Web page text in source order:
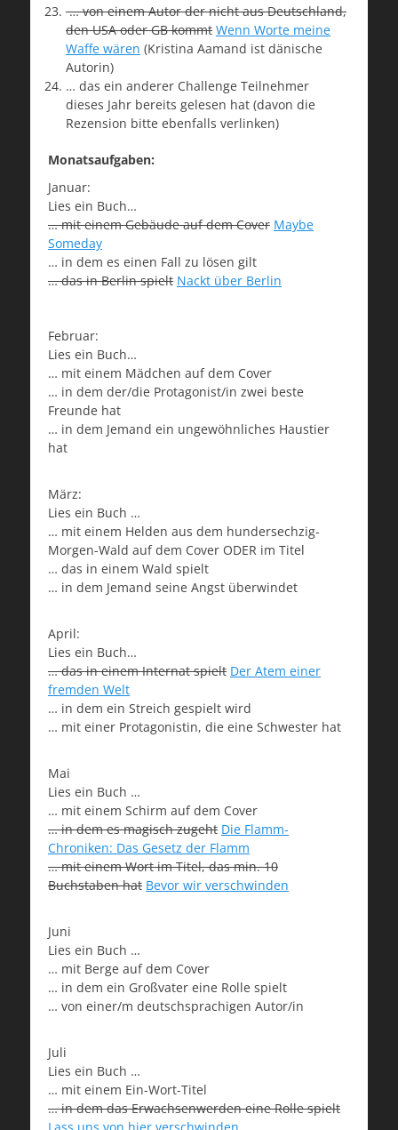
… von einem Autor der nicht aus Deutschland,
den USA oder GB kommt Wenn Worte meine
Waffe wären (Kristina Aamand ist dänische
Autorin)
… das ein anderer Challenge Teilnehmer
dieses Jahr bereits gelesen hat (davon die
Rezension bitte ebenfalls verlinken)
Monatsaufgaben:
Januar:
Lies ein Buch…
… mit einem Gebäude auf dem Cover Maybe
Someday
… in dem es einen Fall zu lösen gilt
… das in Berlin spielt Nackt über Berlin
Februar:
Lies ein Buch…
… mit einem Mädchen auf dem Cover
… in dem der/die Protagonist/in zwei beste
Freunde hat
… in dem Jemand ein ungewöhnliches Haustier
hat
März:
Lies ein Buch …
… mit einem Helden aus dem hundersechzig-
Morgen-Wald auf dem Cover ODER im Titel
… das in einem Wald spielt
… in dem Jemand seine Angst überwindet
April:
Lies ein Buch…
… das in einem Internat spielt Der Atem einer
fremden Welt
… in dem ein Streich gespielt wird
… mit einer Protagonistin, die eine Schwester hat
Mai
Lies ein Buch …
… mit einem Schirm auf dem Cover
… in dem es magisch zugeht Die Flamm-
Chroniken: Das Gesetz der Flamm
… mit einem Wort im Titel, das min. 10
Buchstaben hat Bevor wir verschwinden
Juni
Lies ein Buch …
… mit Berge auf dem Cover
… in dem ein Großvater eine Rolle spielt
… von einer/m deutschsprachigen Autor/in
Juli
Lies ein Buch …
… mit einem Ein-Wort-Titel
… in dem das Erwachsenwerden eine Rolle spielt
Lass uns von hier verschwinden